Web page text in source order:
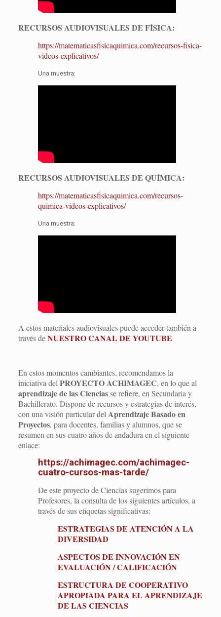
RECURSOS AUDIOVISUALES DE FÍSICA:
https://matematicasfisicaquimica.com/recursos-fisica-
videos-explicativos/
Una muestra:
RECURSOS AUDIOVISUALES DE QUÍMICA:
https://matematicasfisicaquimica.com/recursos-
quimica-videos-explicativos/
Una muestra:
A estos materiales audiovisuales puede acceder también a
través deNUESTRO CANAL DE YOUTUBE
En estos momentos cambiantes, recomendamos la
iniciativa del PROYECTO ACHIMAGEC, en lo que al
aprendizaje de las Cienciasse refiere, en Secundaria y
Bachillerato. Dispone de recursos y estrategias de interés,
con una visión particular del Aprendizaje Basado en
Proyectos, para docentes, familias y alumnos, que se
resumen en sus cuatro años de andadura en el siguiente
enlace:
https://achimagec.com/achimagec-
cuatro-cursos-mas-tarde/
De este proyecto de Ciencias sugerimos para
Profesores, la consulta de los siguientes artículos, a
través de sus etiquetas significativas:
ESTRATEGIAS DE ATENCIÓN A LA
DIVERSIDAD
ASPECTOS DE INNOVACIÓN EN
EVALUACIÓN / CALIFICACIÓN
ESTRUCTURA DE COOPERATIVO
APROPIADA PARA EL APRENDIZAJE
DE LAS CIENCIAS